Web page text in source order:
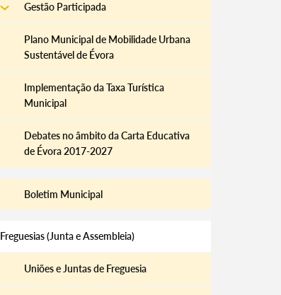
Gestão Participada
Plano Municipal de Mobilidade Urbana
Sustentável de Évora
Implementação da Taxa Turística
Municipal
Debates no âmbito da Carta Educativa
de Évora 2017-2027
Boletim Municipal
Freguesias (Junta e Assembleia)
Uniões e Juntas de Freguesia